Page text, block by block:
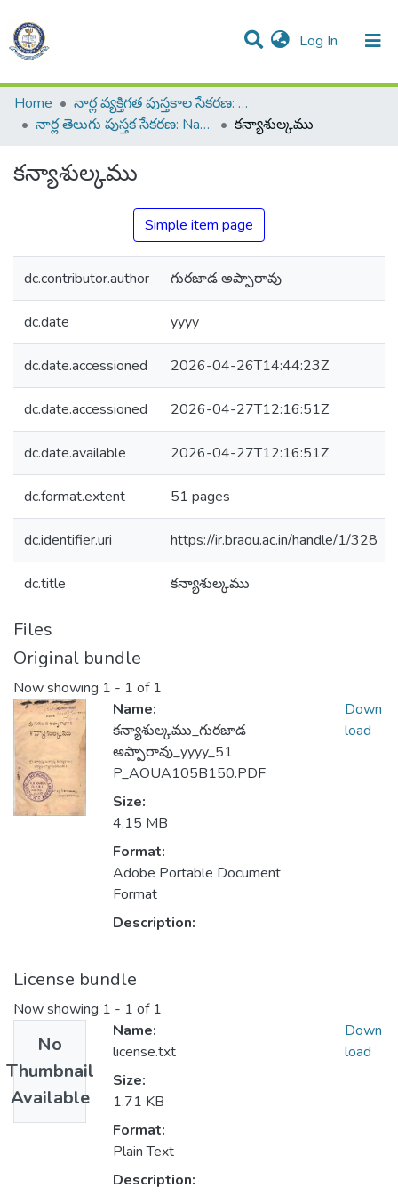
Log In (current)
Statistics
Resources
All of DSpace
Home
నార్ల వ్యక్తిగత పుస్తకాల సేకరణ: Narla Personal Collection of Books
నార్ల తెలుగు పుస్తక సేకరణ: Narla Telugu Book Collection
కన్యాశుల్కము
కన్యాశుల్కము
Simple item page
dc.contributor.author గురజాడ అప్పారావు
dc.date yyyy
dc.date.accessioned 2026-04-26T14:44:23Z
dc.date.accessioned 2026-04-27T12:16:51Z
dc.date.available 2026-04-27T12:16:51Z
dc.format.extent 51 pages
dc.identifier.uri https://ir.braou.ac.in/handle/1/328
dc.title కన్యాశుల్కము
Files
Original bundle
Now showing 1 - 1 of 1
Name:
కన్యాశుల్కము_గురజాడ
అప్పారావు_yyyy_51
P_AOUA105B150.PDF
Size:
4.15 MB
Format:
Adobe Portable Document
Format
Description:
Down
load
License bundle
Now showing 1 - 1 of 1
No
Thumbnail
Available
Name:
license.txt
Size:
1.71 KB
Format:
Plain Text
Description:
Down
load